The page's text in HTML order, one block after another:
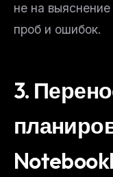
не на выяснение
проб и ошибок.
3.